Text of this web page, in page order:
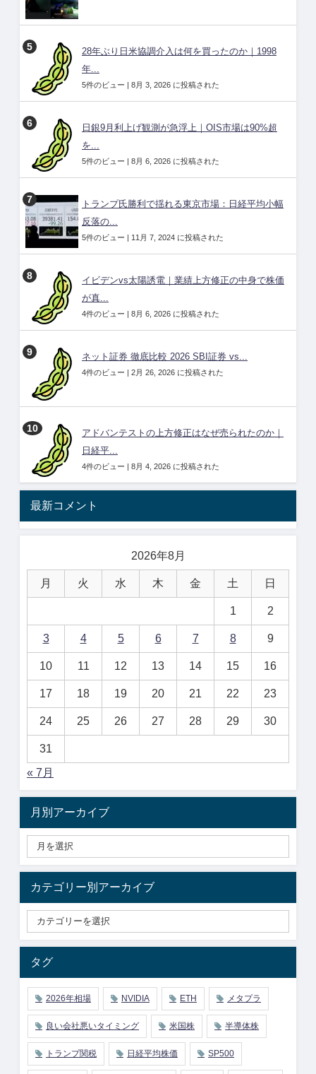
28年ぶり日米協調介入は何を買ったのか｜1998
年...
5件のビュー 8月 3, 2026 に投稿された
日銀9月利上げ観測が急浮上｜OIS市場は90%超
を...
5件のビュー 8月 6, 2026 に投稿された
トランプ氏勝利で揺れる東京市場：日経平均小幅
反落の...
5件のビュー 11月 7, 2024 に投稿された
イビデンvs太陽誘電｜業績上方修正の中身で株価
が真...
4件のビュー 8月 6, 2026 に投稿された
ネット証券 徹底比較 2026 SBI証券 vs...
4件のビュー 2月 26, 2026 に投稿された
アドバンテストの上方修正はなぜ売られたのか｜
日経平...
4件のビュー 8月 4, 2026 に投稿された
最新コメント
2026年8月
月 火 水 木 金 土 日
1 2
3 4 5 6 7 8 9
10 11 12 13 14 15 16
17 18 19 20 21 22 23
24 25 26 27 28 29 30
31
« 7月
月別アーカイブ
カテゴリー別アーカイブ
タグ
2026年相場 NVIDIA ETH メタプラ
良い会社悪いタイミング 米国株 半導体株
トランプ関税 日経平均株価 SP500